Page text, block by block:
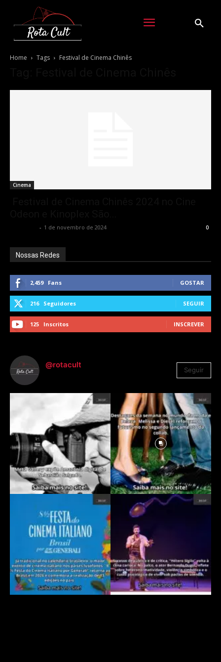
Home Tags Festival de Cinema Chinês
Cinema
- 1 de novembro de 2024 0
Nossas Redes
2,459 Fans GOSTAR
216 Seguidores SEGUIR
125 Inscritos INSCREVER
@rotacult
Seguir